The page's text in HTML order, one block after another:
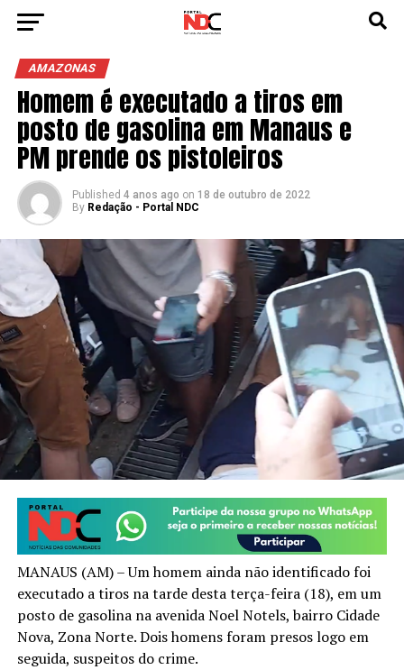
AMAZONAS
Homem é executado a tiros em
posto de gasolina em Manaus e
PM prende os pistoleiros
Published 4 anos ago on 18 de outubro de 2022
By Redação - Portal NDC
MANAUS (AM) – Um homem ainda não identificado foi
executado a tiros na tarde desta terça-feira (18), em um
posto de gasolina na avenida Noel Notels, bairro Cidade
Nova, Zona Norte. Dois homens foram presos logo em
seguida, suspeitos do crime.